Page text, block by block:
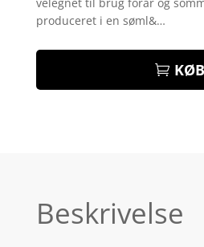
kundebedø
mmelser
produceret i en søml&…
KØB
Beskrivelse